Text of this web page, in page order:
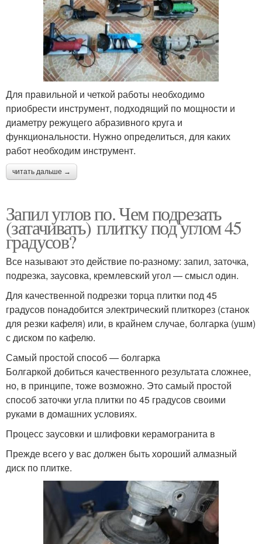
Для правильной и четкой работы необходимо
приобрести инструмент, подходящий по мощности и
диаметру режущего абразивного круга и
функциональности. Нужно определиться, для каких
работ необходим инструмент.
читать дальше →
Запил углов по. Чем подрезать
(затачивать) плитку под углом 45
градусов?
Все называют это действие по-разному: запил, заточка,
подрезка, заусовка, кремлевский угол — смысл один.
Для качественной подрезки торца плитки под 45
градусов понадобится электрический плиткорез (станок
для резки кафеля) или, в крайнем случае, болгарка (ушм)
с диском по кафелю.
Самый простой способ — болгарка
Болгаркой добиться качественного результата сложнее,
но, в принципе, тоже возможно. Это самый простой
способ заточки угла плитки по 45 градусов своими
руками в домашних условиях.
Процесс заусовки и шлифовки керамогранита в
Прежде всего у вас должен быть хороший алмазный
диск по плитке.